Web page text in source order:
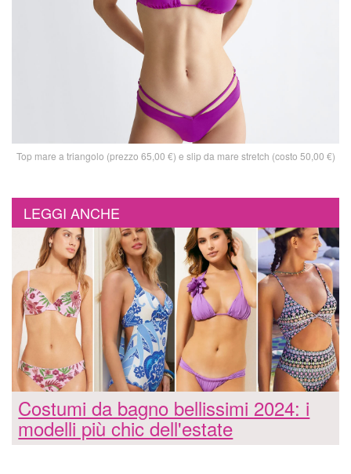
Top mare a triangolo (prezzo 65,00 €) e slip da mare stretch (costo 50,00 €)
LEGGI ANCHE
Costumi da bagno bellissimi 2024: i
modelli più chic dell'estate